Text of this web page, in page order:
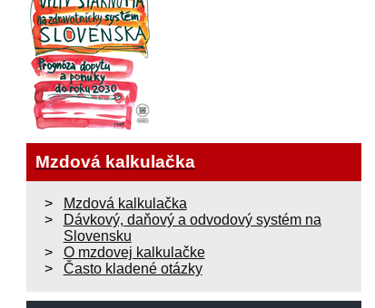
Mzdová kalkulačka
Mzdová kalkulačka
Dávkový, daňový a odvodový systém na
Slovensku
O mzdovej kalkulačke
Často kladené otázky